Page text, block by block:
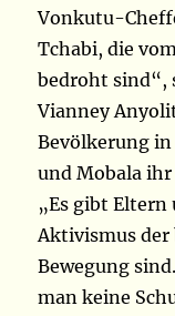
Vonkutu-
Tchabi, die
bedroht sind“,
Vianney
Bevölkerung
und Mobala
„Es gibt Eltern
Aktivismus der
Bewegung
man keine